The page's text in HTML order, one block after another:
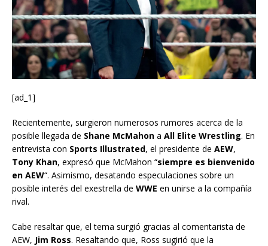
[ad_1]
Recientemente, surgieron numerosos rumores acerca de la
posible llegada de Shane McMahon a All Elite Wrestling. En
entrevista con Sports Illustrated, el presidente de AEW,
Tony Khan, expresó que McMahon “siempre es bienvenido
en AEW“. Asimismo, desatando especulaciones sobre un
posible interés del exestrella de WWE en unirse a la compañía
rival.
Cabe resaltar que, el tema surgió gracias al comentarista de
AEW, Jim Ross. Resaltando que, Ross sugirió que la